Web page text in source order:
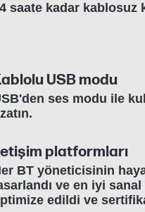
saate kadar
USB modu
ses modu ile
platformları
BT yöneticisinin
ve en iyi sanal
edildi ve